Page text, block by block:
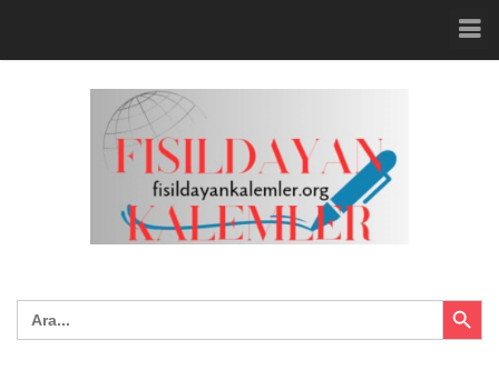
Search
for:
Search Button